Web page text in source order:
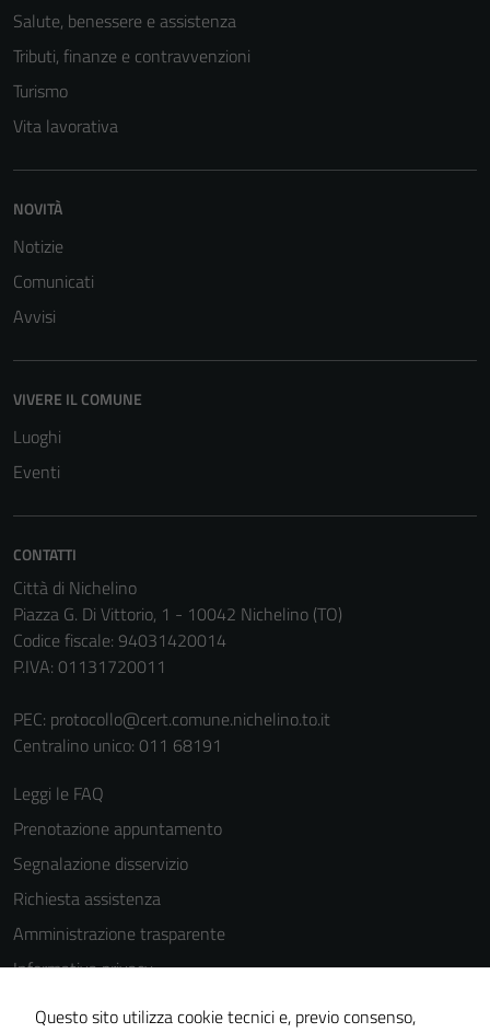
Salute, benessere e assistenza
Tributi, finanze e contravvenzioni
Turismo
Vita lavorativa
NOVITÀ
Notizie
Comunicati
Avvisi
VIVERE IL COMUNE
Luoghi
Eventi
CONTATTI
Città di Nichelino
Piazza G. Di Vittorio, 1 - 10042 Nichelino (TO)
Codice fiscale: 94031420014
P.IVA: 01131720011
PEC: protocollo@cert.comune.nichelino.to.it
Centralino unico: 011 68191
Leggi le FAQ
Prenotazione appuntamento
Segnalazione disservizio
Richiesta assistenza
Amministrazione trasparente
Informativa privacy
Questo sito utilizza cookie tecnici e, previo consenso,